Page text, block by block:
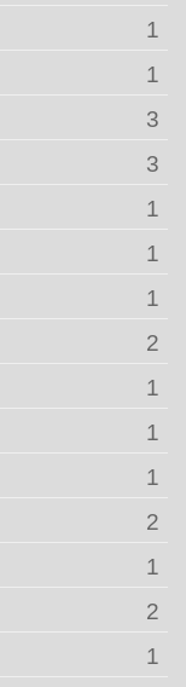
1
1
3
3
1
1
1
2
1
1
1
2
1
2
1